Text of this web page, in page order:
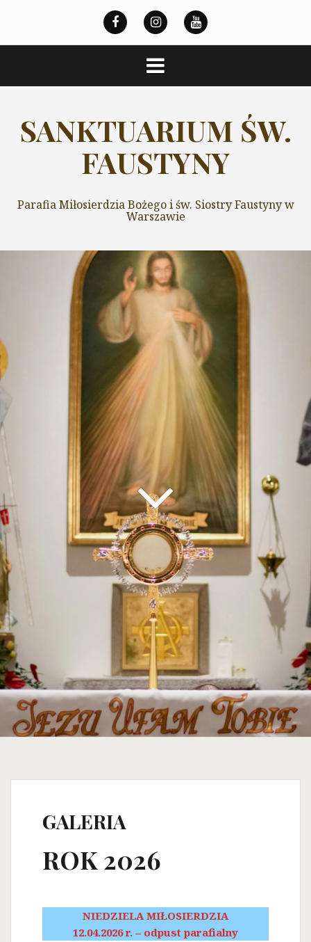
treści
SANKTUARIUM ŚW.
FAUSTYNY
Parafia Miłosierdzia Bożego i św. Siostry Faustyny w
Warszawie
GALERIA
ROK 2026
NIEDZIELA MIŁOSIERDZIA
12.04.2026 r. – odpust parafialny